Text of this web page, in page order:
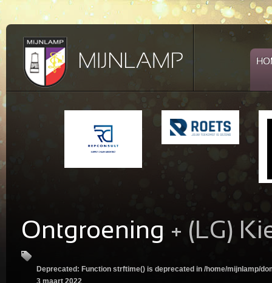
Ontgroening + (LG)
Deprecated : Function strftime() is deprecated in /home/mijnlamp/
3 maart 2022